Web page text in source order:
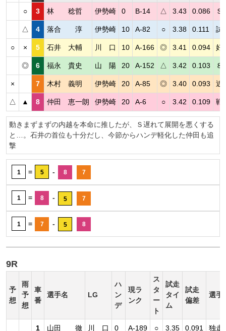
○ 3 林 稔哲 伊勢崎 0 B-14 △ 3.43 0.086 Ｓ
△ 4 落合 淳 伊勢崎 10 A-82 ○ 3.38 0.111 試
○ × 5 石井 大輔 川 口 10 A-166 ◎ 3.41 0.094 好
◎ 6 福永 貴史 山 陽 20 A-152 △ 3.42 0.103 ８
× 7 木村 義明 伊勢崎 20 A-85 ◎ 3.40 0.093 近
△ ▲ 8 仲田 恵一朗 伊勢崎 20 A-6 ○ 3.42 0.109 戦
動きまずまずの内越を本命に推したが、Ｓ遅れて展開を悪くする
と…。石井の首位も十分だし、今節からハンデ軽化した仲田も追
撃
1 = 5 - 8 7
1 = 8 - 5 7
1 = 7 - 5 8
9R
予
想
雨
予
想
車
番
選手名 LG
ハ
ン
デ
現ラ
ンク
ス
タ
ー
ト
試走
タイ
ム
試走
偏差
選手
1 山田 徹 川 口 0 A-189 ○ 3.35 0.091 独走